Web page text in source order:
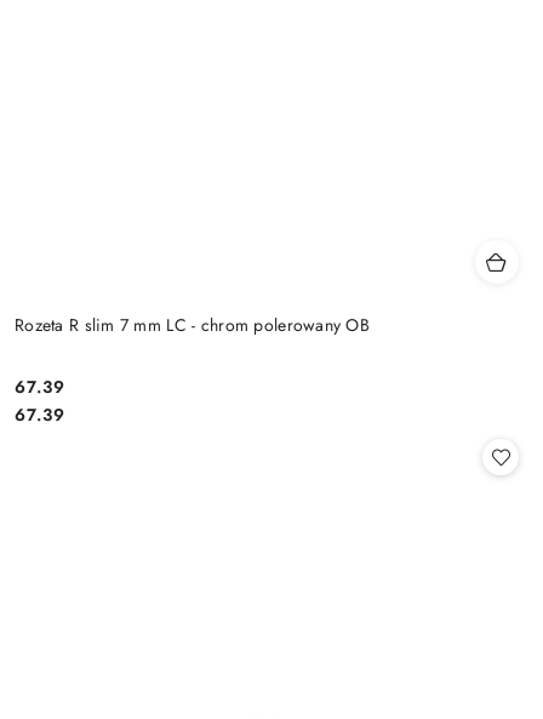
Rozeta R slim 7 mm LC - chrom polerowany OB
Cena:
67.39
Cena:
67.39